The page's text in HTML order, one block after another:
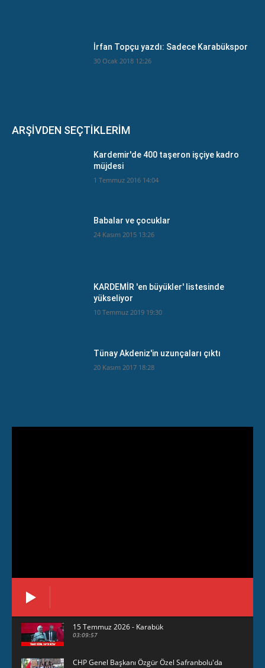
İrfan Topçu yazdı: Sadece Karabükspor
30 Ocak 2018 12:26
ARŞİVDEN SEÇTİKLERİM
Kardemir'de 400 taşeron işçiye kadro
müjdesi
1 Temmuz 2016 14:04
Babalar ve çocuklar
24 Kasım 2015 13:26
KARDEMİR 'en büyükler' listesinde
yükseliyor
10 Temmuz 2019 19:30
Tünay Akdeniz'in uzunçaları çıktı
20 Kasım 2017 18:28
15 Temmuz 2026 - Karabük
03:09:57
CHP Genel Başkanı Özgür Özel Safranbolu'da